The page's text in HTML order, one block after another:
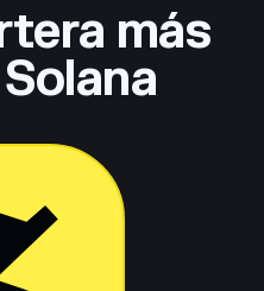
fines educativos y no
por rugcheck.xyz.
más